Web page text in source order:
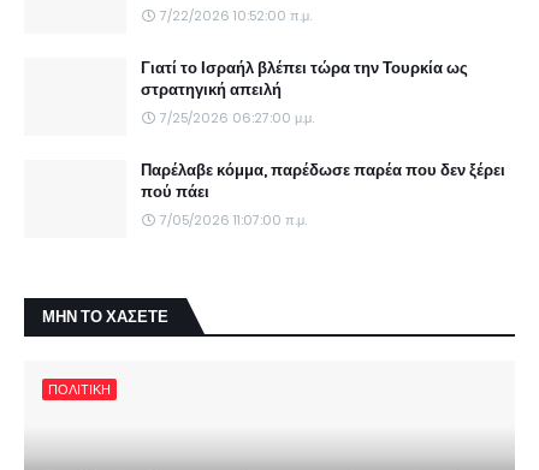
7/22/2026 10:52:00 π.μ.
Γιατί το Ισραήλ βλέπει τώρα την Τουρκία ως
στρατηγική απειλή
7/25/2026 06:27:00 μ.μ.
Παρέλαβε κόμμα, παρέδωσε παρέα που δεν ξέρει
πού πάει
7/05/2026 11:07:00 π.μ.
ΜΗΝ ΤΟ ΧΑΣΕΤΕ
ΠΟΛΙΤΙΚΗ